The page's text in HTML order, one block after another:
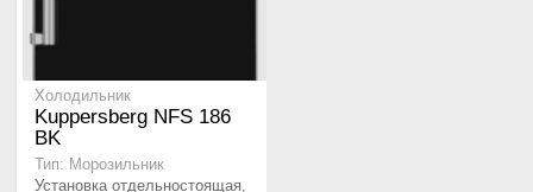
Холодильник
Kuppersberg NFS 186
BK
Тип: Морозильник
Установка отдельностоящая,